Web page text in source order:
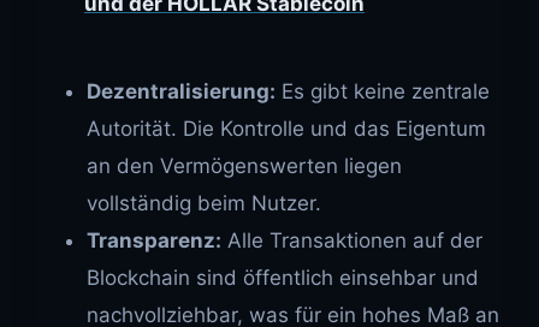
Dezentralisierung: Es gibt keine zentrale
Autorität. Die Kontrolle und das Eigentum
an den Vermögenswerten liegen
vollständig beim Nutzer.
Transparenz: Alle Transaktionen auf der
Blockchain sind öffentlich einsehbar und
nachvollziehbar, was für ein hohes Maß an